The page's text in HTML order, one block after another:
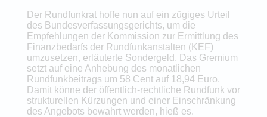
Der Rundfunkrat hoffe nun auf ein zügiges Urteil
des Bundesverfassungsgerichts, um die
Empfehlungen der Kommission zur Ermittlung des
Finanzbedarfs der Rundfunkanstalten (KEF)
umzusetzen, erläuterte Sondergeld. Das Gremium
setzt auf eine Anhebung des monatlichen
Rundfunkbeitrags um 58 Cent auf 18,94 Euro.
Damit könne der öffentlich-rechtliche Rundfunk vor
strukturellen Kürzungen und einer Einschränkung
des Angebots bewahrt werden, hieß es.